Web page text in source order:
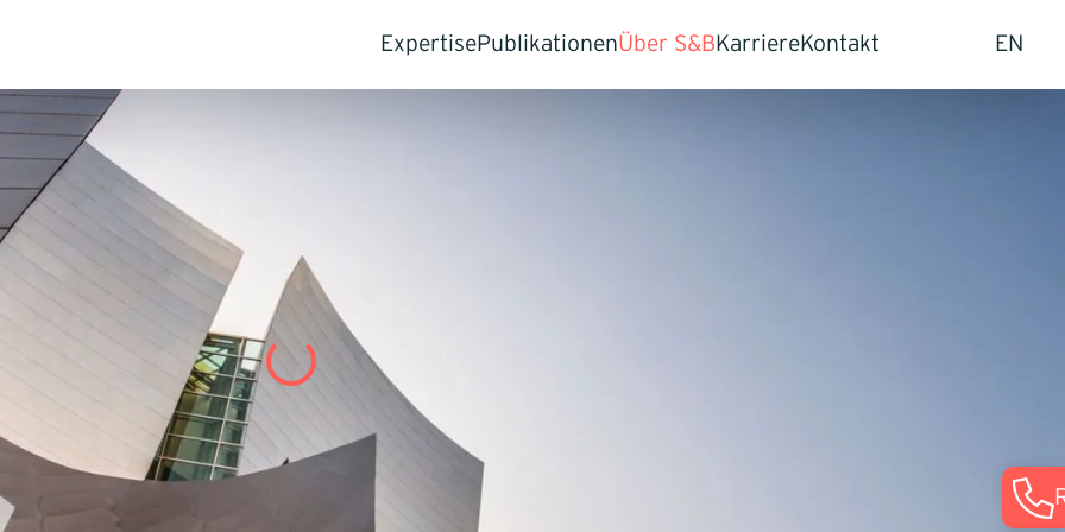
Expertise
(CDD)
Value Creation
Exit-Strategie
PublikationenÜber S&B KarriereKontakt EN